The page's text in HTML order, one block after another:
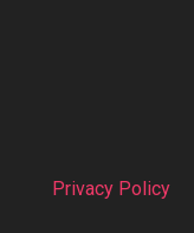
Privacy Policy